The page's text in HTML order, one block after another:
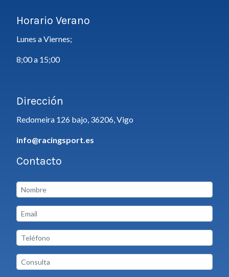
Horario Verano
Lunes a Viernes;
8;00 a 15;00
Dirección
Redomeira 126 bajo, 36206, Vigo
info@racingsport.es
Contacto